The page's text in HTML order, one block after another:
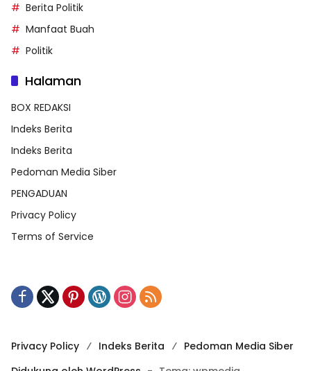
Berita Politik
Manfaat Buah
Politik
Halaman
BOX REDAKSI
Indeks Berita
Indeks Berita
Pedoman Media Siber
PENGADUAN
Privacy Policy
Terms of Service
Privacy Policy Indeks Berita
Pedoman Media Siber